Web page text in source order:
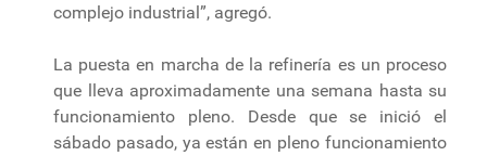
complejo industrial”, agregó.
La puesta en marcha de la refinería es un proceso
que lleva aproximadamente una semana hasta su
funcionamiento pleno. Desde que se inició el
sábado pasado, ya están en pleno funcionamiento